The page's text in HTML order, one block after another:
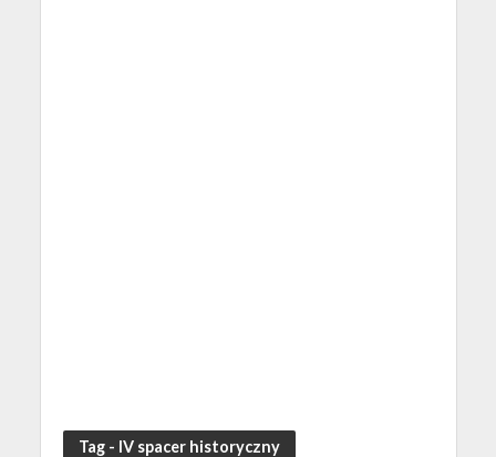
Tag - IV spacer historyczny